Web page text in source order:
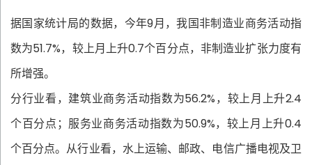
据国家统计局的数据，今年9月，我国非制造业商务活动指
数为51.7%，较上月上升0.7个百分点，非制造业扩张力度有
所增强。
分行业看，建筑业商务活动指数为56.2%，较上月上升2.4
个百分点；服务业商务活动指数为50.9%，较上月上升0.4
个百分点。从行业看，水上运输、邮政、电信广播电视及卫